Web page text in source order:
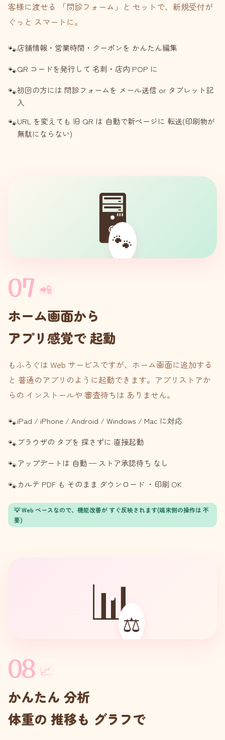
客様に渡せる 「問診フォーム」と セットで、新規受付が
ぐっと スマートに。
店舗情報・営業時間・クーポンを かんたん編集
QR コードを発行して 名刺・店内 POP に
初回の方には 問診フォームを メール送信 or タブレット記
入
URL を変えても 旧 QR は 自動で新ページに 転送(印刷物が
無駄にならない)
🖥
🐾
07 📲
ホーム画面から
アプリ感覚で 起動
もふろぐは Web サービスですが、ホーム画面に追加する
と 普通のアプリのように起動できます。アプリストアか
らの インストールや 審査待ちは ありません。
iPad / iPhone / Android / Windows / Mac に対応
ブラウザの タブを 探さずに 直接起動
アップデートは 自動 — ストア承認待ち なし
カルテ PDF も そのまま ダウンロード ・印刷 OK
💡 Web ベースなので、機能改善が すぐ反映されます(端末側の操作は 不
要)
📊
⚖️
08 📈
かんたん 分析
体重の 推移も グラフで